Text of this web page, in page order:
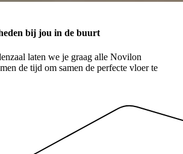
bij jou in de buurt
laten we je graag alle Novilon
de tijd om samen de perfecte vloer te